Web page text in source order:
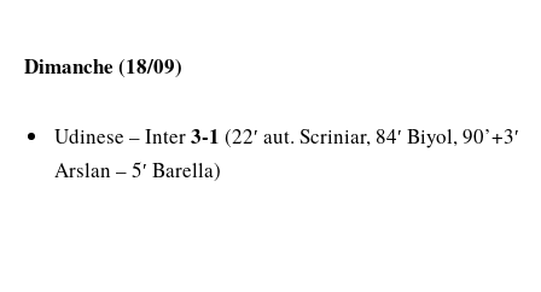
Dimanche (18/09)
Udinese – Inter3-1 (22′ aut. Scriniar, 84′ Biyol, 90’+3′
Arslan – 5′ Barella)